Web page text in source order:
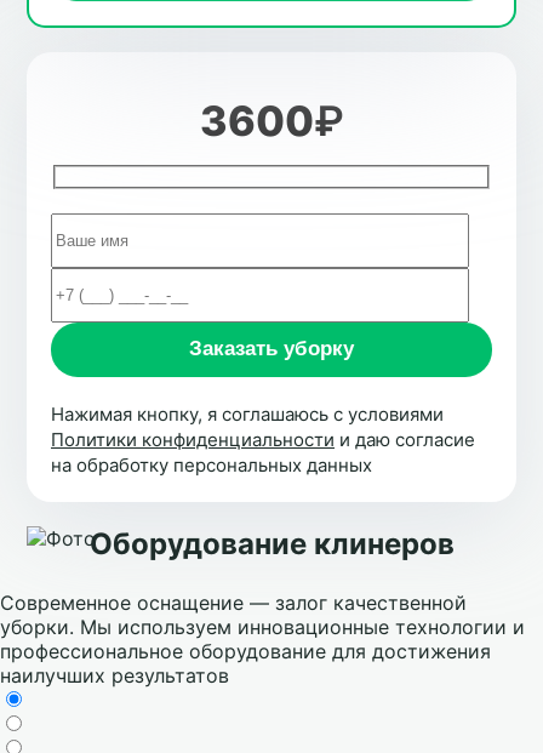
3600₽
Нажимая кнопку, я соглашаюсь с условиями
Политики конфиденциальности и даю согласие
на обработку персональных данных
Оборудование клинеров
Современное оснащение — залог качественной
уборки. Мы используем инновационные технологии и
профессиональное оборудование для достижения
наилучших результатов